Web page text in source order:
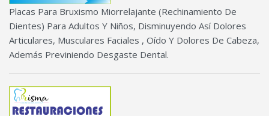
Placas Para Bruxismo Miorrelajante (Rechinamiento De
Dientes) Para Adultos Y Niños, Disminuyendo Así Dolores
Articulares, Musculares Faciales , Oído Y Dolores De Cabeza,
Además Previniendo Desgaste Dental.